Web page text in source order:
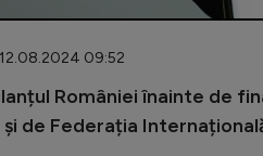
09:52
României înainte de
de Federația